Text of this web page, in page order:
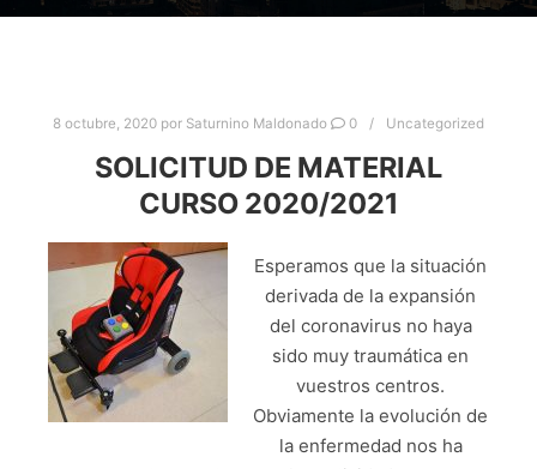
8 octubre, 2020 por Saturnino Maldonado 0 Uncategorized
SOLICITUD DE MATERIAL
CURSO 2020/2021
Esperamos que la situación
derivada de la expansión
del coronavirus no haya
sido muy traumática en
vuestros centros.
Obviamente la evolución de
la enfermedad nos ha